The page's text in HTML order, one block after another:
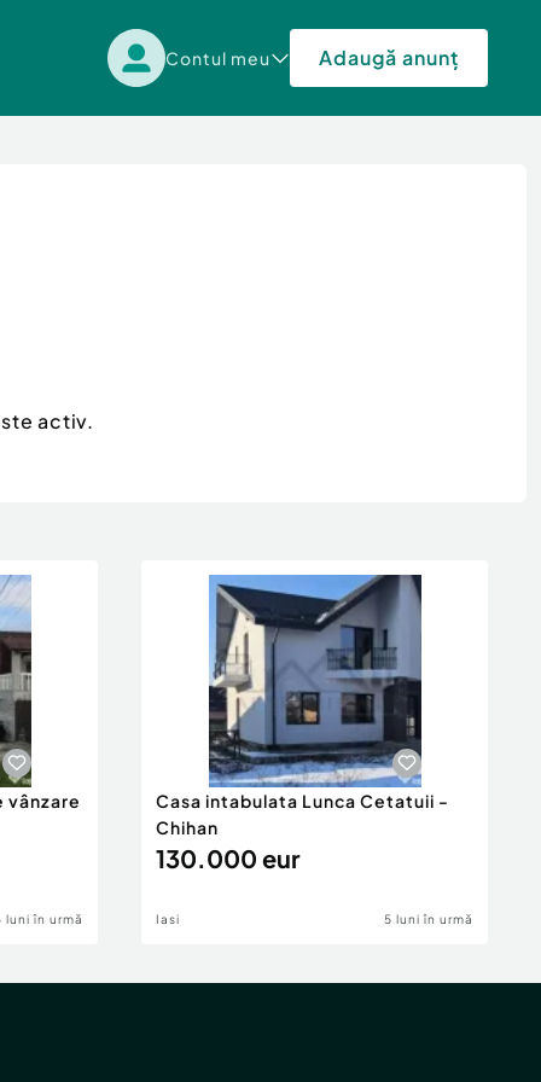
Contul meu Adaugă anunț
activ.
vânzare
luni în urmă
Casa intabulata Lunca Cetatuii -
Chihan
130.000 eur
Iasi 5 luni în urmă